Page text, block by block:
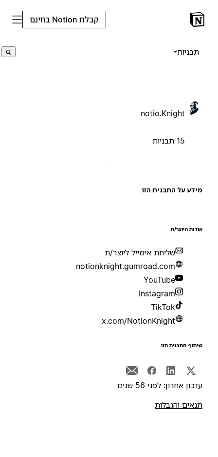
קבלת Notion בחינם
תבניות
notio.Knight
על התבנית הזו
היוצר/ת
שליחת אימייל ליוצר/ת
notionknight.gumroad.com
YouTube
Instagram
TikTok
x.com/NotionKnight
התבנית הזו
אחרון: לפני 56 שנים
והגבלות